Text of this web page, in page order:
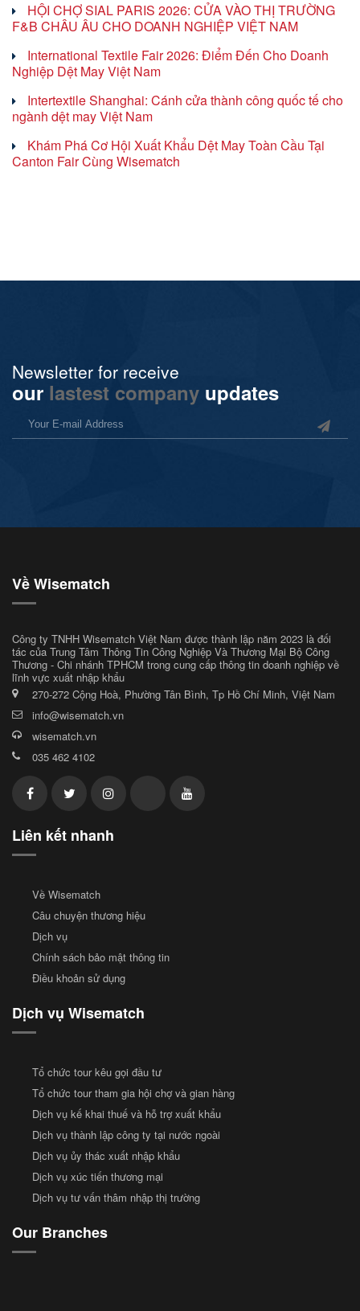
HỘI CHỢ SIAL PARIS 2026: CỬA VÀO THỊ TRƯỜNG
F&B CHÂU ÂU CHO DOANH NGHIỆP VIỆT NAM
International Textile Fair 2026: Điểm Đến Cho Doanh
Nghiệp Dệt May Việt Nam
Intertextile Shanghai: Cánh cửa thành công quốc tế cho
ngành dệt may Việt Nam
Khám Phá Cơ Hội Xuất Khẩu Dệt May Toàn Cầu Tại
Canton Fair Cùng Wisematch
Newsletter for receive
our lastest company updates
Về Wisematch
Công ty TNHH Wisematch Việt Nam được thành lập năm 2023 là đối
tác của Trung Tâm Thông Tin Công Nghiệp Và Thương Mại Bộ Công
Thương - Chi nhánh TPHCM trong cung cấp thông tin doanh nghiệp về
lĩnh vực xuất nhập khẩu
270-272 Cộng Hoà, Phường Tân Bình, Tp Hồ Chí Minh, Việt Nam
info@wisematch.vn
wisematch.vn
035 462 4102
Liên kết nhanh
Về Wisematch
Câu chuyện thương hiệu
Dịch vụ
Chính sách bảo mật thông tin
Điều khoản sử dụng
Dịch vụ Wisematch
Tổ chức tour kêu gọi đầu tư
Tổ chức tour tham gia hội chợ và gian hàng
Dịch vụ kế khai thuế và hỗ trợ xuất khẩu
Dịch vụ thành lập công ty tại nước ngoài
Dịch vụ ủy thác xuất nhập khẩu
Dịch vụ xúc tiến thương mại
Dịch vụ tư vấn thâm nhập thị trường
Our Branches